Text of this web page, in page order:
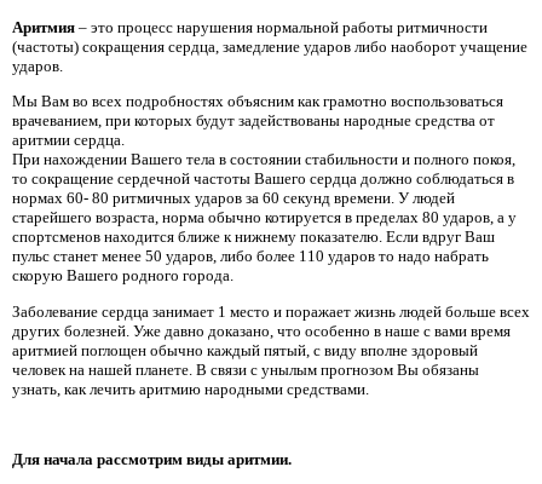
Аритмия – это процесс нарушения нормальной работы ритмичности
(частоты) сокращения сердца, замедление ударов либо наоборот учащение
ударов.
Мы Вам во всех подробностях объясним как грамотно воспользоваться
врачеванием, при которых будут задействованы народные средства от
аритмии сердца.
При нахождении Вашего тела в состоянии стабильности и полного покоя,
то сокращение сердечной частоты Вашего сердца должно соблюдаться в
нормах 60- 80 ритмичных ударов за 60 секунд времени. У людей
старейшего возраста, норма обычно котируется в пределах 80 ударов, а у
спортсменов находится ближе к нижнему показателю. Если вдруг Ваш
пульс станет менее 50 ударов, либо более 110 ударов то надо набрать
скорую Вашего родного города.
Заболевание сердца занимает 1 место и поражает жизнь людей больше всех
других болезней. Уже давно доказано, что особенно в наше с вами время
аритмией поглощен обычно каждый пятый, с виду вполне здоровый
человек на нашей планете. В связи с унылым прогнозом Вы обязаны
узнать, как лечить аритмию народными средствами.
Для начала рассмотрим виды аритмии.